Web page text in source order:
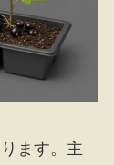
ます。主